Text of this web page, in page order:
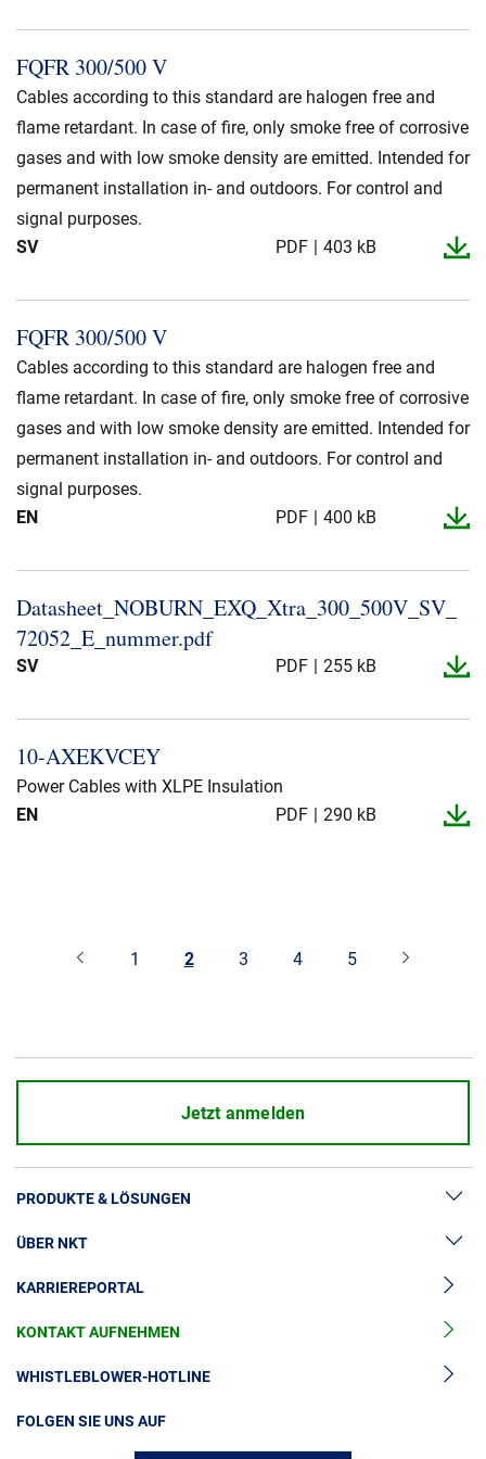
FQFR 300/500 V
Cables according to this standard are halogen free and
flame retardant. In case of fire, only smoke free of corrosive
gases and with low smoke density are emitted. Intended for
permanent installation in- and outdoors. For control and
signal purposes.
SV
PDF 403 kB
FQFR 300/500 V
Cables according to this standard are halogen free and
flame retardant. In case of fire, only smoke free of corrosive
gases and with low smoke density are emitted. Intended for
permanent installation in- and outdoors. For control and
signal purposes.
EN
PDF 400 kB
Datasheet_​NOBURN_​EXQ_​Xtra_​300_​500V_​SV_​
72052_​E_​nummer.​pdf
SV PDF 255 kB
10-​AXEKVCEY
Power Cables with XLPE Insulation
EN
PDF 290 kB
1 2 3 4 5
Jetzt anmelden
PRODUKTE & LÖSUNGEN
Hochspannung
Kabelgarnituren
Mittelspannungskabel
Niederspannungskabel
ÜBER NKT
News & Presse
Unsere Geschichte
Investoren
Nachhaltigkeit
KARRIEREPORTAL
KONTAKT AUFNEHMEN
WHISTLEBLOWER-HOTLINE
FOLGEN SIE UNS AUF